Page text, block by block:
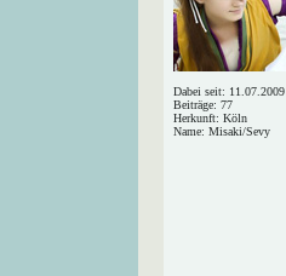
Dabei seit: 11.07.2009
Beiträge: 77
Herkunft: Köln
Name: Misaki/Sevy